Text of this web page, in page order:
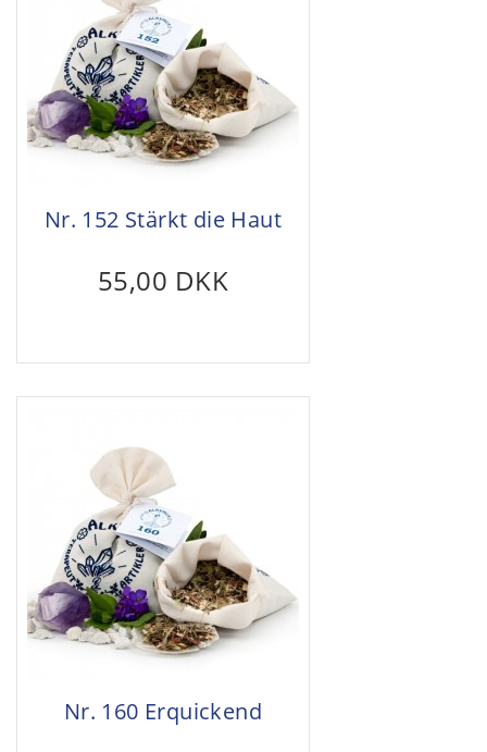
Nr. 152 Stärkt die Haut
55,00 DKK
Nr. 160 Erquickend